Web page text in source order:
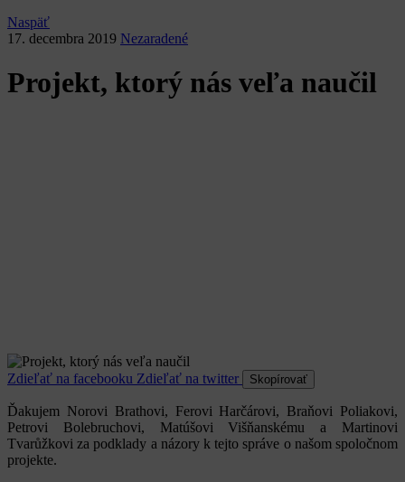
Naspäť
17. decembra 2019 Nezaradené
Projekt, ktorý nás veľa naučil
Zdieľať na facebooku Zdieľať na twitter Skopírovať
Ďakujem Norovi Brathovi, Ferovi Harčárovi, Braňovi Poliakovi,
Petrovi Bolebruchovi, Matúšovi Višňanskému a Martinovi
Tvarůžkovi za podklady a názory k tejto správe o našom spoločnom
projekte.